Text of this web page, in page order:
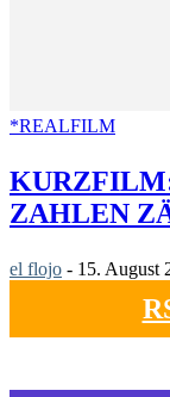
*REALFILM
KURZFILM:
ZAHLEN
el flojo - 15. August